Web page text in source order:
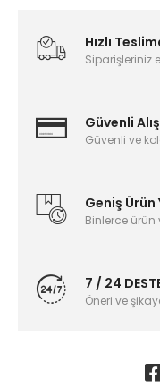
Hızlı
Siparişleriniz
Güvenli
Güvenli ve
Geniş
Binlerce
7 / 24
Öneri ve